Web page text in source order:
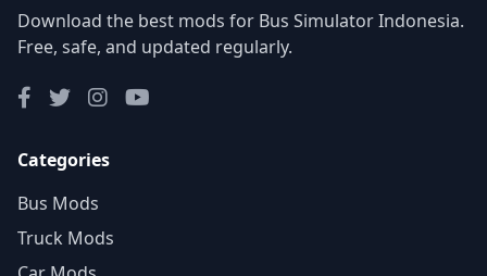
Download the best mods for Bus Simulator Indonesia.
Free, safe, and updated regularly.
Categories
Bus Mods
Truck Mods